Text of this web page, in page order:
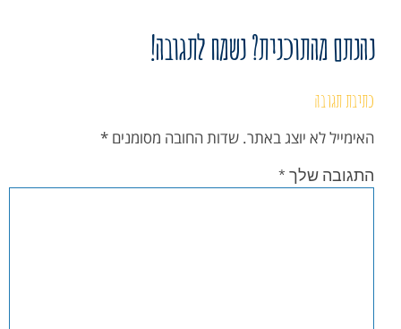
נהנתם מהתוכנית? נשמח לתגובה!
כתיבת תגובה
האימייל לא יוצג באתר. שדות החובה מסומנים *
התגובה שלך *